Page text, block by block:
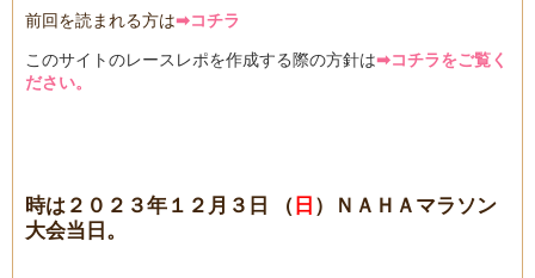
前回を読まれる方は➡コチラ
このサイトのレースレポを作成する際の方針は➡コチラをご覧く
ださい。
時は２０２３年１２月３日 （日）ＮＡＨＡマラソン
大会当日。